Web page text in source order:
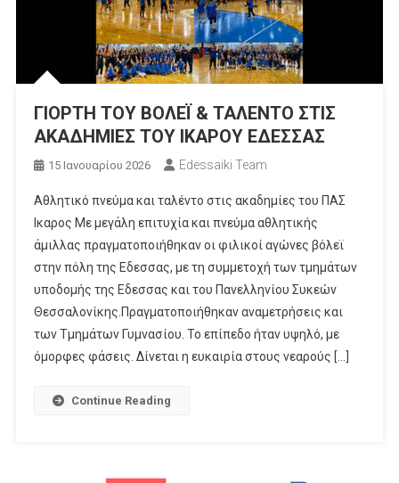
ΓΙΟΡΤΗ ΤΟΥ ΒΟΛΕΪ & ΤΑΛΕΝΤΟ ΣΤΙΣ
ΑΚΑΔΗΜΙΕΣ ΤΟΥ ΙΚΑΡΟΥ ΕΔΕΣΣΑΣ
15 Ιανουαρίου 2026 Edessaiki Team
Αθλητικό πνεύμα και ταλέντο στις ακαδημίες του ΠΑΣ
Iκαρος Με μεγάλη επιτυχία και πνεύμα αθλητικής
άμιλλας πραγματοποιήθηκαν οι φιλικοί αγώνες βόλεϊ
στην πόλη της Εδεσσας, με τη συμμετοχή των τμημάτων
υποδομής της Εδεσσας και του Πανελληνίου Συκεών
Θεσσαλονίκης.Πραγματοποιήθηκαν αναμετρήσεις και
των Τμημάτων Γυμνασίου. Το επίπεδο ήταν υψηλό, με
όμορφες φάσεις. Δίνεται η ευκαιρία στους νεαρούς […]
Continue Reading